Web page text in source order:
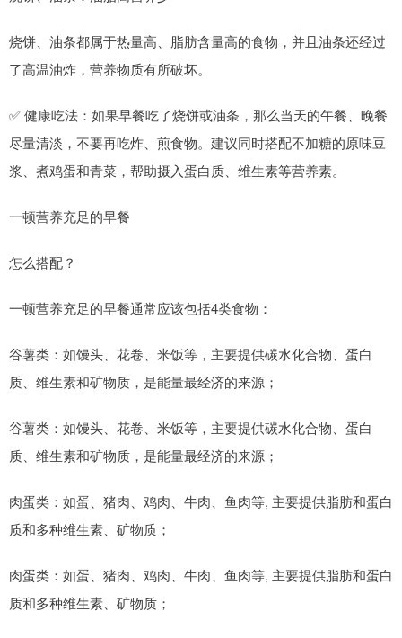
烧饼、油条都属于热量高、脂肪含量高的食物，并且油条还经过
了高温油炸，营养物质有所破坏。
✅ 健康吃法：如果早餐吃了烧饼或油条，那么当天的午餐、晚餐
尽量清淡，不要再吃炸、煎食物。建议同时搭配不加糖的原味豆
浆、煮鸡蛋和青菜，帮助摄入蛋白质、维生素等营养素。
一顿营养充足的早餐
怎么搭配？
一顿营养充足的早餐通常应该包括4类食物：
谷薯类：如馒头、花卷、米饭等，主要提供碳水化合物、蛋白
质、维生素和矿物质，是能量最经济的来源；
谷薯类：如馒头、花卷、米饭等，主要提供碳水化合物、蛋白
质、维生素和矿物质，是能量最经济的来源；
肉蛋类：如蛋、猪肉、鸡肉、牛肉、鱼肉等, 主要提供脂肪和蛋白
质和多种维生素、矿物质；
肉蛋类：如蛋、猪肉、鸡肉、牛肉、鱼肉等, 主要提供脂肪和蛋白
质和多种维生素、矿物质；